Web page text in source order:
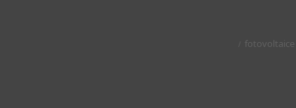
fotovoltaice